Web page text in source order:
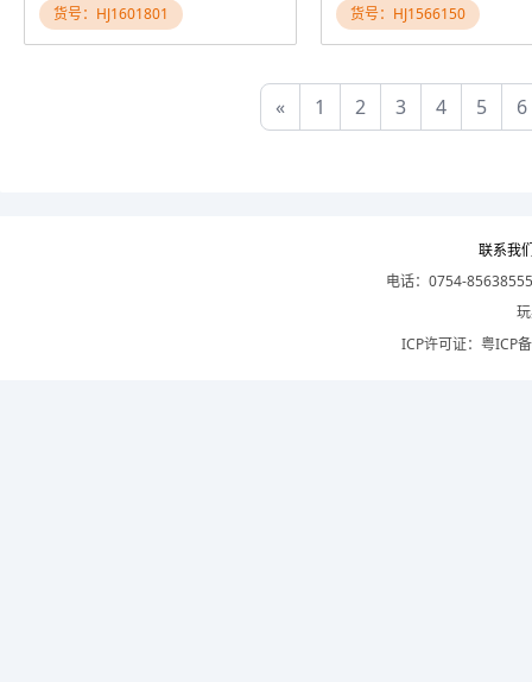
货号：HJ1601801 货号：HJ1566150
« 1 2 3 4 5 6
联系我
电话：0754-
ICP许可证： 粤ICP